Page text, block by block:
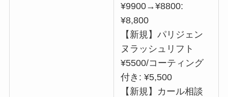
¥9900→¥8800:
¥8,800
【新規】パリジェン
ヌラッシュリフト
¥5500/コーティング
付き: ¥5,500
【新規】カール相談